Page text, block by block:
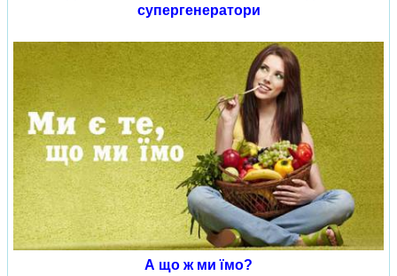
супергенератори
А що ж ми їмо?